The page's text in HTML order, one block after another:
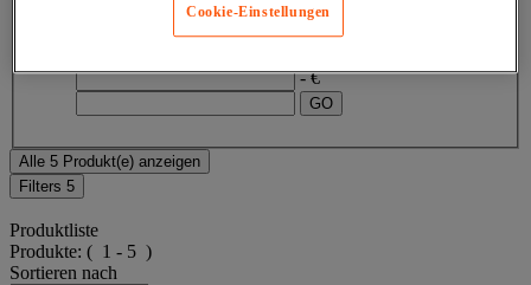
Facettenwert Zwischen 400 € und 500 €
Zwischen 400 € und 500 €(1)
- €
Alle 5 Produkt(e) anzeigen
Filters 5
Produktliste
Produkte: ( 1 - 5 )
Sortieren nach
Cookie-Einstellungen